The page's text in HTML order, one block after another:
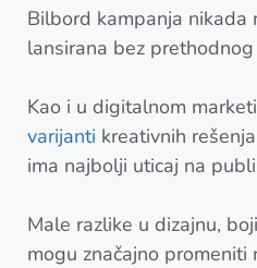
Bilbord kampanja
lansirana bez
Kao i u digitalnom
varijanti kreativnih
ima najbolji uticaj na
Male razlike u dizajnu,
mogu značajno promeniti